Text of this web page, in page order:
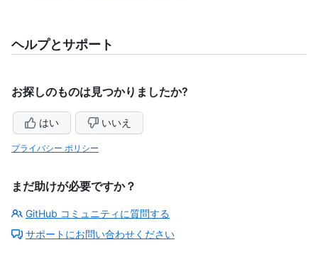
ヘルプとサポート
お探しのものは見つかりましたか?
はい いいえ
プライバシー ポリシー
まだ助けが必要ですか？
GitHub コミュニティに質問する
サポートにお問い合わせください